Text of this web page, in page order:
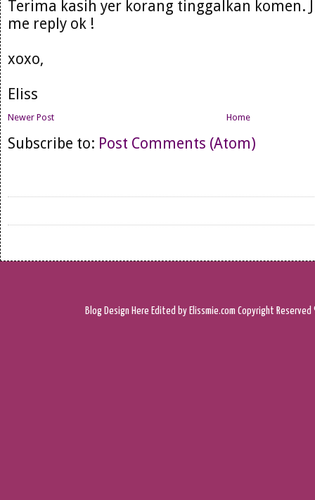
Terima kasih yer korang tinggalkan komen.
me reply ok !
xoxo,
Eliss
Newer Post Home
Subscribe to: Post Comments (Atom)
Blog Design Here Edited by Elissmie.com Copyright Reserved